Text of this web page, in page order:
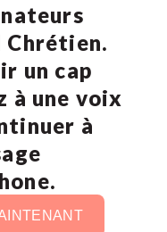
Chrétien.
un cap
à une voix
à